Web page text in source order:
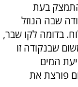
בעת
שבה הנוזל
בדומה לקו שבר,
שבנקודה זו
המים
פורצת את